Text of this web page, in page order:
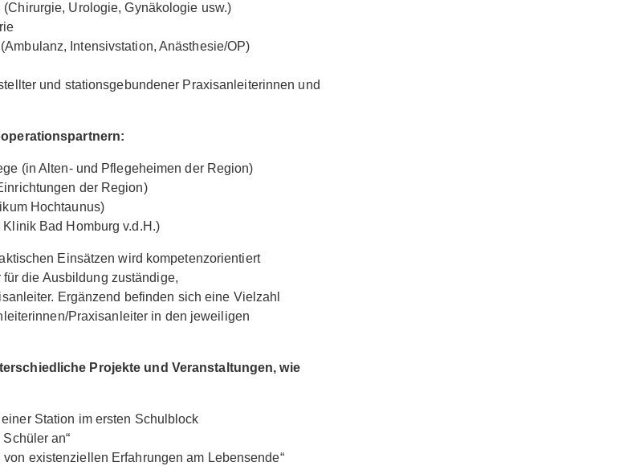
Urologie, Gynäkologie usw.)
Intensivstation, Anästhesie/OP)
und stationsgebundener Praxisanleiterinnen und
(in Alten- und Pflegeheimen der Region)
der Region)
Hochtaunus)
Bad Homburg v.d.H.)
Einsätzen wird kompetenzorientiert
für die Ausbildung zuständige,
Ergänzend befinden sich eine Vielzahl
Praxisanleiter in den jeweiligen
Projekte und Veranstaltungen, wie
Station im ersten Schulblock
an“
von existenziellen Erfahrungen am Lebensende“